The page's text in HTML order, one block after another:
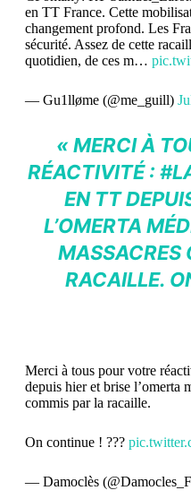
en TT France. Cette
changement profond. Les
sécurité. Assez de cette
quotidien, de ces m…
— Gu1lløme (@me_guill)
«MERCI À
RÉACTIVITÉ :
EN TT
L’OMERTA
MASSACRES
RACAILLE.
Merci à tous pour votre
depuis hier et brise l’omerta
commis par la racaille.
On continue ! ???
— Damoclès